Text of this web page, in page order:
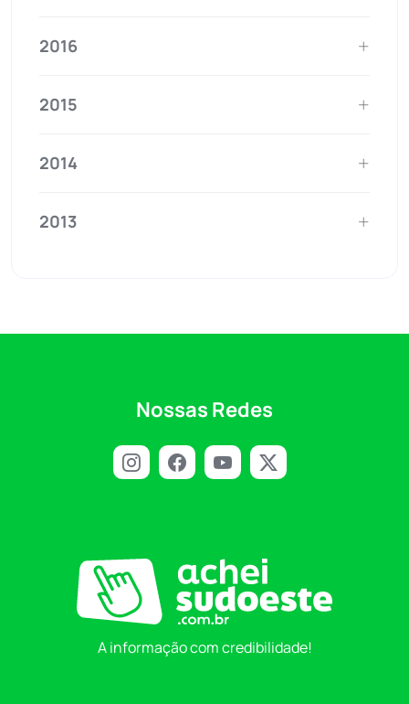
2016
2015
2014
2013
Nossas Redes
A informação com credibilidade!